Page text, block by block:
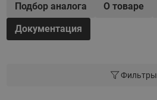
Подбор аналога О товаре
Документация
Фильтры